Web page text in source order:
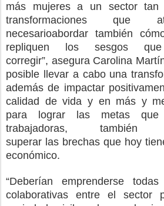
más mujeres a un sector tan
transformaciones que
necesarioabordar también
repliquen los sesgos que
corregir”, asegura Carolina
posible llevar a cabo una
además de impactar
calidad de vida y en más y
para lograr
as metas que
trabajadoras, también
superar las brechas que hoy
económico.
“Deberían emprenderse
colaborativas entre el sector